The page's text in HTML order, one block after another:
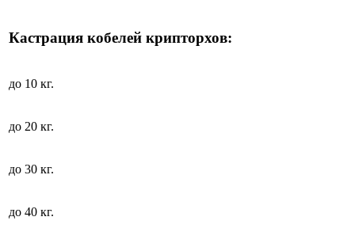
Кастрация кобелей крипторхов:
до 10 кг.
до 20 кг.
до 30 кг.
до 40 кг.